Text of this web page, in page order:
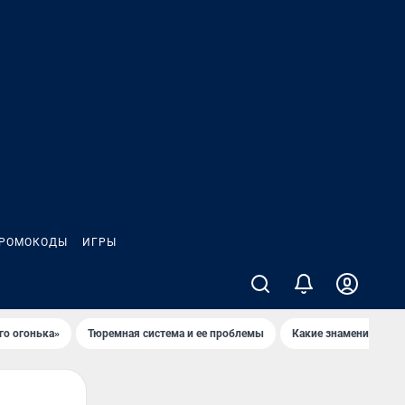
ИГРЫ
огонька» Тюремная система и ее проблемы Какие знаменитости